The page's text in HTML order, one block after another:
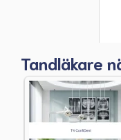
Tandläkare